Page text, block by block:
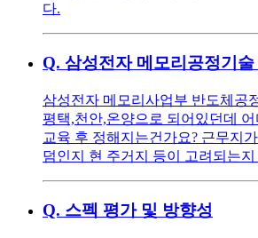
다.
Q. 삼성전자 메모리공정기술
삼성전자 메모리사업부 반도체공
평택,천안,온양으로 되어있던데
교육 후 정해지는건가요? 근무지
덤인지 현 주거지 등이 고려되는
Q. 스펙 평가 및 방향성